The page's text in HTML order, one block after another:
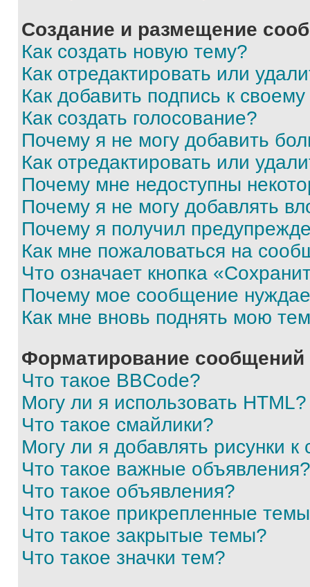
Создание и размещение
Как создать новую тему?
Как отредактировать или
Как добавить подпись к
Как создать голосование?
Почему я не могу добавить
Как отредактировать или
Почему мне недоступны
Почему я не могу добавлять
Почему я получил
Как мне пожаловаться на
Что означает кнопка
Почему мое сообщение
Как мне вновь поднять мою
Форматирование
Что такое BBCode?
Могу ли я использовать HTML?
Что такое смайлики?
Могу ли я добавлять рисунки
Что такое важные объявления?
Что такое объявления?
Что такое прикрепленные
Что такое закрытые темы?
Что такое значки тем?